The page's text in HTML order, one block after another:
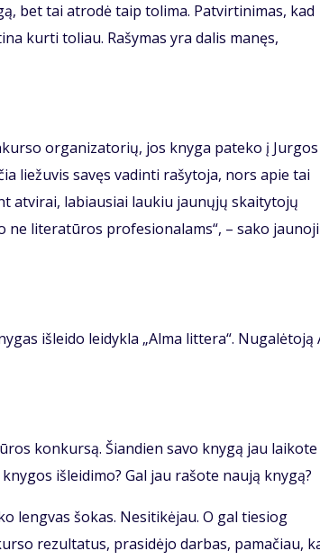
bet tai atrodė taip tolima. Patvirtinimas, kad
kurti toliau. Rašymas yra dalis manęs,
organizatorių, jos knyga pateko į Jurgos
liežuvis savęs vadinti rašytoja, nors apie tai
atvirai, labiausiai laukiu jaunųjų skaitytojų
literatūros profesionalams“, – sako jaunoji
išleido leidykla „Alma littera“. Nugalėtoją
konkursą. Šiandien savo knygą jau laikote
išleidimo? Gal jau rašote naują knygą?
lengvas šokas. Nesitikėjau. O gal tiesiog
rezultatus, prasidėjo darbas, pamačiau,